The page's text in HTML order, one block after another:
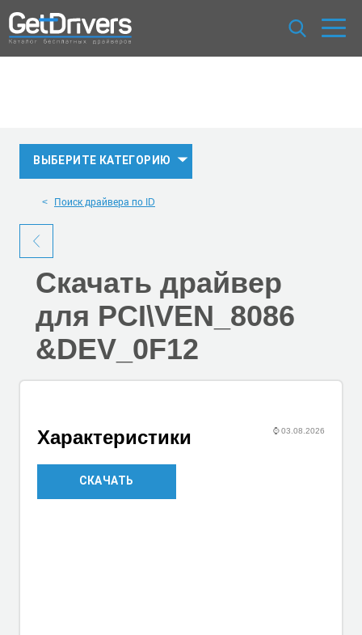
ВЫБЕРИТЕ КАТЕГОРИЮ
Поиск драйвера по ID
Скачать драйвер
для PCI\VEN_8086
&DEV_0F12
⌚03.08.2026
Характеристики
СКАЧАТЬ